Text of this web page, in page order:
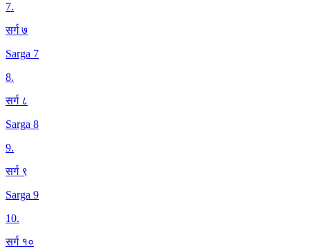
7.
सर्ग ७
Sarga 7
8.
सर्ग ८
Sarga 8
9.
सर्ग ९
Sarga 9
10.
सर्ग १०